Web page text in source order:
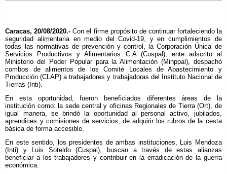
Caracas, 20/08/2020.- Con el firme propósito de continuar fortaleciendo la
seguridad alimentaria en medio del Covid-19, y en cumplimientos de
todas las normativas de prevención y control, la Corporación Única de
Servicios Productivos y Alimentarios C.A (Cuspal), ente adscrito al
Ministerio del Poder Popular para la Alimentación (Minppal), despachó
combos de alimentos de los Comité Locales de Abastecimiento y
Producción (CLAP) a trabajadores y trabajadoras del Instituto Nacional de
Tierras (Inti).
En esta oportunidad, fueron beneficiados diferentes áreas de la
institución como: la sede central y oficinas Regionales de Tierra (Ort), de
igual manera, se brindó la oportunidad al personal activo, jubilados,
aprendices y comisiones de servicios, de adquirir los rubros de la cesta
básica de forma accesible.
En este sentido, los presidentes de ambas instituciones, Luis Mendoza
(Inti) y Luis Soteldo (Cuspal), buscan a través de estas alianzas
beneficiar a los trabajadores y contribuir en la erradicación de la guerra
económica.